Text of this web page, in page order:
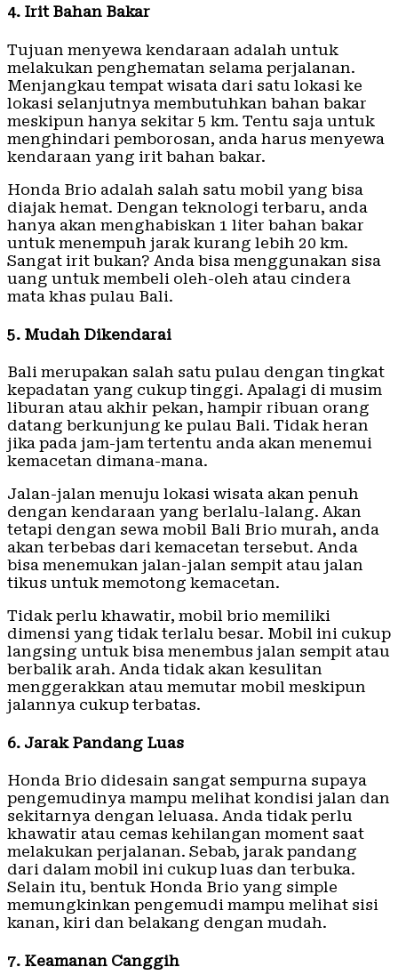
4. Irit Bahan Bakar
Tujuan menyewa kendaraan adalah untuk
melakukan penghematan selama perjalanan.
Menjangkau tempat wisata dari satu lokasi ke
lokasi selanjutnya membutuhkan bahan bakar
meskipun hanya sekitar 5 km. Tentu saja untuk
menghindari pemborosan, anda harus menyewa
kendaraan yang irit bahan bakar.
Honda Brio adalah salah satu mobil yang bisa
diajak hemat. Dengan teknologi terbaru, anda
hanya akan menghabiskan 1 liter bahan bakar
untuk menempuh jarak kurang lebih 20 km.
Sangat irit bukan? Anda bisa menggunakan sisa
uang untuk membeli oleh-oleh atau cindera
mata khas pulau Bali.
5. Mudah Dikendarai
Bali merupakan salah satu pulau dengan tingkat
kepadatan yang cukup tinggi. Apalagi di musim
liburan atau akhir pekan, hampir ribuan orang
datang berkunjung ke pulau Bali. Tidak heran
jika pada jam-jam tertentu anda akan menemui
kemacetan dimana-mana.
Jalan-jalan menuju lokasi wisata akan penuh
dengan kendaraan yang berlalu-lalang. Akan
tetapi dengan sewa mobil Bali Brio murah, anda
akan terbebas dari kemacetan tersebut. Anda
bisa menemukan jalan-jalan sempit atau jalan
tikus untuk memotong kemacetan.
Tidak perlu khawatir, mobil brio memiliki
dimensi yang tidak terlalu besar. Mobil ini cukup
langsing untuk bisa menembus jalan sempit atau
berbalik arah. Anda tidak akan kesulitan
menggerakkan atau memutar mobil meskipun
jalannya cukup terbatas.
6. Jarak Pandang Luas
Honda Brio didesain sangat sempurna supaya
pengemudinya mampu melihat kondisi jalan dan
sekitarnya dengan leluasa. Anda tidak perlu
khawatir atau cemas kehilangan moment saat
melakukan perjalanan. Sebab, jarak pandang
dari dalam mobil ini cukup luas dan terbuka.
Selain itu, bentuk Honda Brio yang simple
memungkinkan pengemudi mampu melihat sisi
kanan, kiri dan belakang dengan mudah.
7. Keamanan Canggih